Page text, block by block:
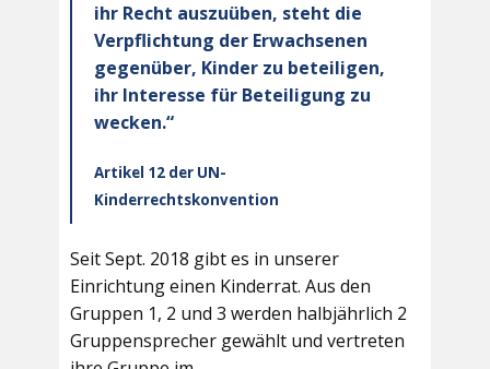
ihr Recht auszuüben, steht die
Verpflichtung der Erwachsenen
gegenüber, Kinder zu beteiligen,
ihr Interesse für Beteiligung zu
wecken.“
Artikel 12 der UN-
Kinderrechtskonvention
Seit Sept. 2018 gibt es in unserer
Einrichtung einen Kinderrat. Aus den
Gruppen 1, 2 und 3 werden halbjährlich 2
Gruppensprecher gewählt und vertreten